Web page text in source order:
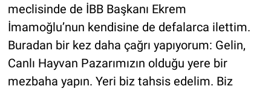
meclisinde de İBB Başkanı Ekrem
İmamoğlu’nun kendisine de defalarca ilettim.
Buradan bir kez daha çağrı yapıyorum: Gelin,
Canlı Hayvan Pazarımızın olduğu yere bir
mezbaha yapın. Yeri biz tahsis edelim. Biz